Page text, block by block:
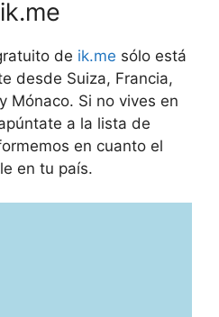
de ik.me sólo está
desde Suiza, Francia,
Mónaco. Si no vives en
a la lista de
en cuanto el
en tu país.